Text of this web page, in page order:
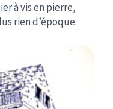
à vis en pierre,
rien d’époque.